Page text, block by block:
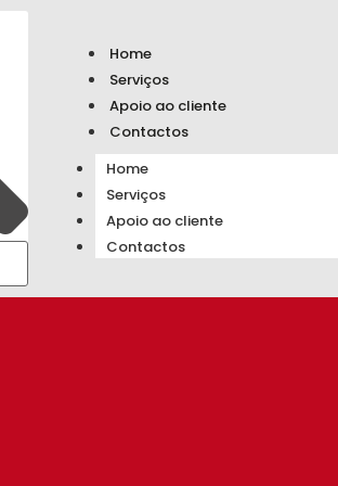
Home
Serviços
Apoio ao cliente
Contactos
Home
Serviços
Apoio ao cliente
Contactos